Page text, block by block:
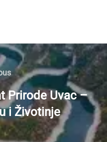
Prirode Uvac –
i Životinje